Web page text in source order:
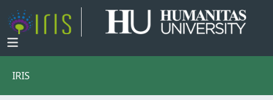
IRIS